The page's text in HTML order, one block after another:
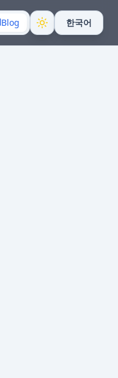
Blog 한국어